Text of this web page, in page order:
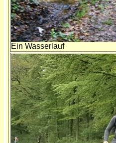
Ein Wasserlauf